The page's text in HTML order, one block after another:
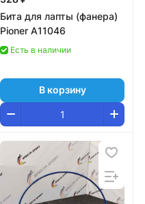
Бита для лапты (фанера)
Pioner A11046
Есть в наличии
В корзину